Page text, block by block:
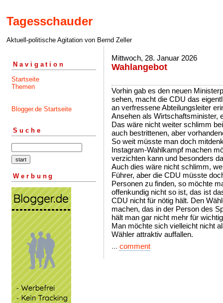
Tagesschauder
Aktuell-politische Agitation von Bernd Zeller
Navigation
Startseite
Themen
Blogger.de Startseite
Suche
Werbung
Mittwoch, 28. Januar 2026
Wahlangebot
Vorhin gab es den neuen
sehen, macht die CDU das
an verfressene Abteilungsleiter
Ansehen als Wirtschaftsminister,
Das wäre nicht weiter schlimm
auch bestrittenen, aber
So weit müsste man doch
Instagram-Wahlkampf machen
verzichten kann und besonders
Auch dies wäre nicht schlimm,
Führer, aber die CDU müsste
Personen zu finden, so möchte
offenkundig nicht so ist, das ist
CDU nicht für nötig hält. Den
machen, das in der Person des
hält man gar nicht mehr für
Man möchte sich vielleicht nicht
Wähler attraktiv auffallen.
... comment